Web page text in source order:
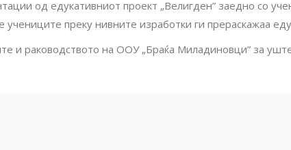
од едукативниот проект „Велигден” заедно со
преку нивните изработки ги прераскажаа
и раководството на ООУ „Браќа Миладиновци” за